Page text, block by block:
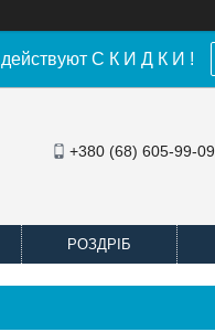
С К И Д К И !
+380 (68) 605-99-09
РОЗДРІБ